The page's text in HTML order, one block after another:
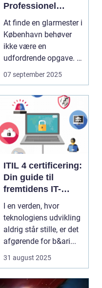
Professionel
løsning til alle
behov
At finde en glarmester i
København behøver
ikke være en
udfordrende opgave. I
en...
07 september 2025
ITIL 4 certificering:
Din guide til
fremtidens IT-
service
management
I en verden, hvor
teknologiens udvikling
aldrig står stille, er det
afgørende for b&ari...
31 august 2025